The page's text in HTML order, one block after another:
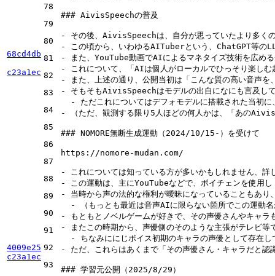
68cd4db
c23a1ec
4009e25
c23a1ec
78
79
80
81
82
83
84
85
86
87
88
89
90
91
92
93
### AivisSpeechの普及
-
-
-
また、YouTube動画でAIによるマネタイズ技術を広め
-
-
また、上述の通り、公開当初は「こんな質の高い音声
-
  -
-
（ただ、観測する限り5人ほどの何人かは、「あの
### NOMORE無断生成運動（2024/10/15-）を受けて
https://nomore-mudan.com/
-
-
-
  -
-
-
  -
ちなみににじボイス初期のキャラの声優として存在
-
ただ、これらはあくまで「その声優さん・キャラだと
### 学習元公開（2025/8/29）